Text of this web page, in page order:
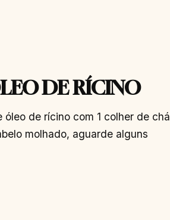
DE RÍCINO
de rícino com 1 colher de chá
molhado, aguarde alguns